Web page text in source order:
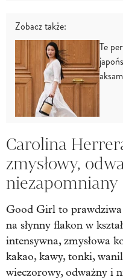
Zobacz także:
Te
Carolina
zmysłowy,
niezapomniany
Good Girl to
na słynny flakon w
intensywna, zmysłowa
kakao, kawy, tonki,
wieczorowy, odważny i